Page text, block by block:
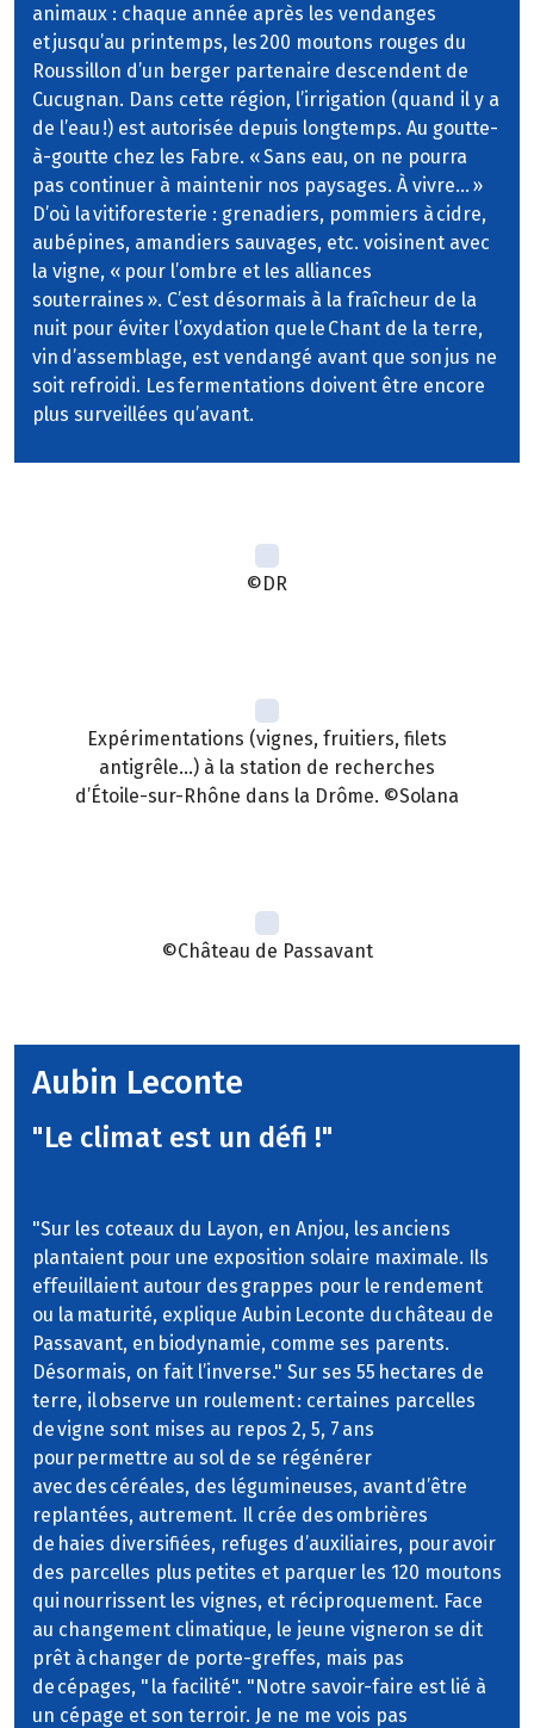
animaux : chaque année après les vendanges
et jusqu’au printemps, les 200 moutons rouges du
Roussillon d’un berger partenaire descendent de
Cucugnan. Dans cette région, l’irrigation (quand il y a
de l’eau !) est autorisée depuis longtemps. Au goutte-
à-goutte chez les Fabre. « Sans eau, on ne pourra
pas continuer à maintenir nos paysages. À vivre… »
D’où la vitiforesterie : grenadiers, pommiers à cidre,
aubépines, amandiers sauvages, etc. voisinent avec
la vigne, « pour l’ombre et les alliances
souterraines ». C’est désormais à la fraîcheur de la
nuit pour éviter l’oxydation que le Chant de la terre,
vin d’assemblage, est vendangé avant que son jus ne
soit refroidi. Les fermentations doivent être encore
plus surveillées qu’avant.
©DR
Expérimentations (vignes, fruitiers, filets
antigrêle…) à la station de recherches
d’Étoile-sur-Rhône dans la Drôme. ©Solana
©Château de Passavant
Aubin Leconte
"Le climat est un défi !"
"Sur les coteaux du Layon, en Anjou, les anciens
plantaient pour une exposition solaire maximale. Ils
effeuillaient autour des grappes pour le rendement
ou la maturité, explique Aubin Leconte du château de
Passavant, en biodynamie, comme ses parents.
Désormais, on fait l’inverse." Sur ses 55 hectares de
terre, il observe un roulement : certaines parcelles
de vigne sont mises au repos 2, 5, 7 ans
pour permettre au sol de se régénérer
avec des céréales, des légumineuses, avant d’être
replantées, autrement. Il crée des ombrières
de haies diversifiées, refuges d’auxiliaires, pour avoir
des parcelles plus petites et parquer les 120 moutons
qui nourrissent les vignes, et réciproquement. Face
au changement climatique, le jeune vigneron se dit
prêt à changer de porte-greffes, mais pas
de cépages, " la facilité". "Notre savoir-faire est lié à
un cépage et son terroir. Je ne me vois pas